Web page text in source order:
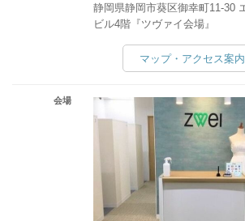
静岡県静岡市葵区御幸町11-30
ビル4階『ツヴァイ会場』
マップ・アクセス案
会場